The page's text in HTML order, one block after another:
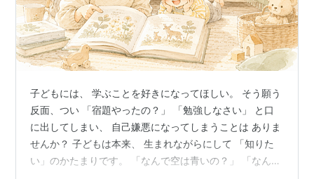
子どもには、 学ぶことを好きになってほしい。 そう願う
反面、つい 「宿題やったの？」 「勉強しなさい」 と口
に出してしまい、 自己嫌悪になってしまうことは ありま
せんか？ 子どもは本来、 生まれながらにして 「知りた
い」のかたまりです。 「なんで空は青いの？」 「なんで